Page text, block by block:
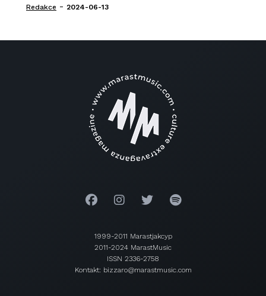
Redakce - 2024-06-13
1999-2011 Marastjakcyp
2011-2024 MarastMusic
ISSN 2336-2758
Kontakt: bizzaro@marastmusic.com